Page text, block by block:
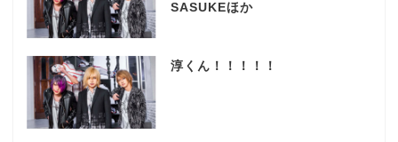
SASUKEほか
淳くん！！！！！